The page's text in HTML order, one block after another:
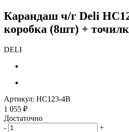
Карандаш ч/г Deli
коробка (8шт) +
DELI
Артикул: HC123-4B
1 055 ₽
Достаточно
-
+